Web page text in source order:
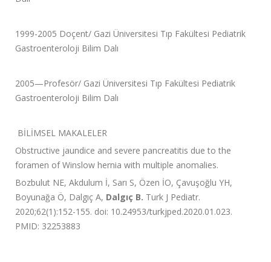
1999-2005 Doçent/ Gazi Üniversitesi Tıp Fakültesi Pediatrik
Gastroenteroloji Bilim Dalı
2005—Profesör/ Gazi Üniversitesi Tıp Fakültesi Pediatrik
Gastroenteroloji Bilim Dalı
BİLİMSEL MAKALELER
Obstructive jaundice and severe pancreatitis due to the
foramen of Winslow hernia with multiple anomalies.
Bozbulut NE, Akdulum İ, Sarı S, Özen İO, Çavuşoğlu YH,
Boyunağa Ö, Dalgıç A, Dalgıç B. Turk J Pediatr.
2020;62(1):152-155. doi: 10.24953/turkjped.2020.01.023.
PMID: 32253883